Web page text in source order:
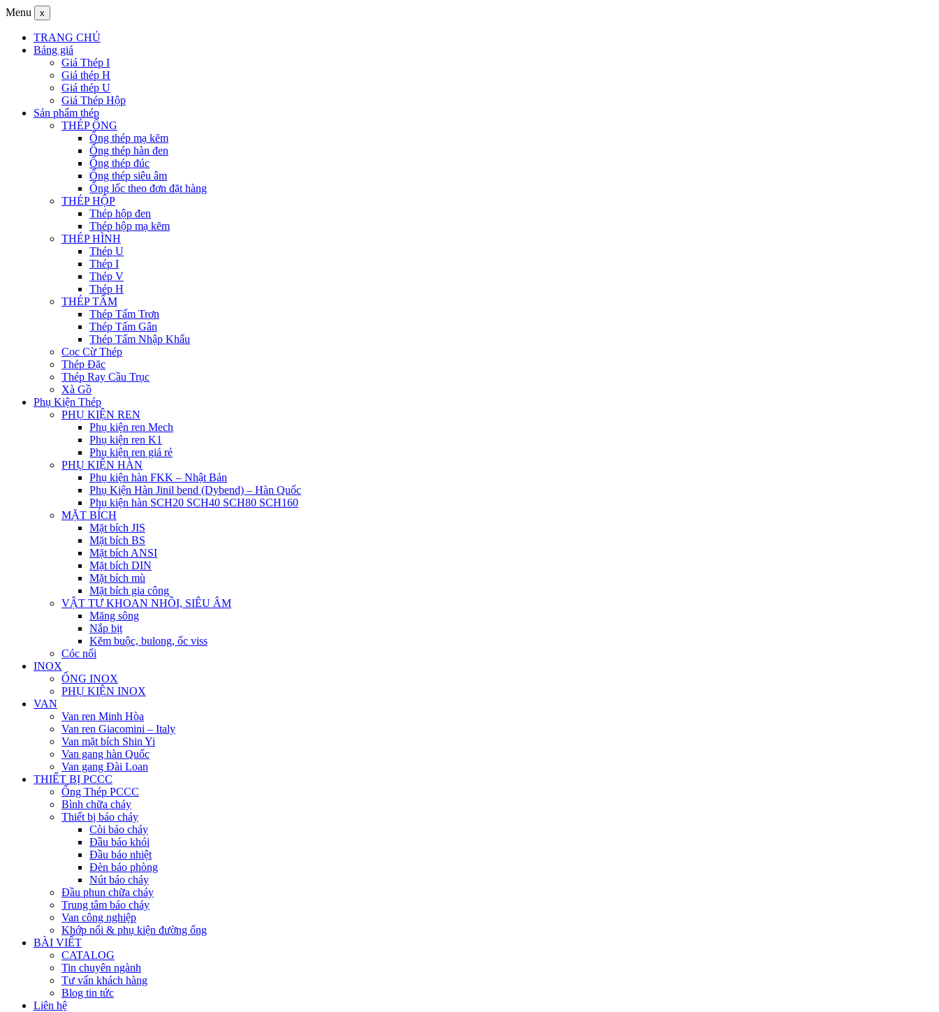
Menu x
TRANG CHỦ
Bảng giá
Giá Thép I
Giá thép H
Giá thép U
Giá Thép Hộp
Sản phẩm thép
THÉP ỐNG
Ống thép mạ kẽm
Ống thép hàn đen
Ống thép đúc
Ống thép siêu âm
Ống lốc theo đơn đặt hàng
THÉP HỘP
Thép hộp đen
Thép hộp mạ kẽm
THÉP HÌNH
Thép U
Thép I
Thép V
Thép H
THÉP TẤM
Thép Tấm Trơn
Thép Tấm Gân
Thép Tấm Nhập Khẩu
Cọc Cừ Thép
Thép Đặc
Thép Ray Cầu Trục
Xà Gồ
Phụ Kiện Thép
PHỤ KIỆN REN
Phụ kiện ren Mech
Phụ kiện ren K1
Phụ kiện ren giá rẻ
PHỤ KIỆN HÀN
Phụ kiện hàn FKK – Nhật Bản
Phụ Kiện Hàn Jinil bend (Dybend) – Hàn Quốc
Phụ kiện hàn SCH20 SCH40 SCH80 SCH160
MẶT BÍCH
Mặt bích JIS
Mặt bích BS
Mặt bích ANSI
Mặt bích DIN
Mặt bích mù
Mặt bích gia công
VẬT TƯ KHOAN NHỒI, SIÊU ÂM
Măng sông
Nắp bịt
Kẽm buộc, bulong, ốc viss
Cóc nối
INOX
ỐNG INOX
PHỤ KIỆN INOX
VAN
Van ren Minh Hòa
Van ren Giacomini – Italy
Van mặt bích Shin Yi
Van gang hàn Quốc
Van gang Đài Loan
THIẾT BỊ PCCC
Ống Thép PCCC
Bình chữa cháy
Thiết bị báo cháy
Còi báo cháy
Đầu báo khói
Đầu báo nhiệt
Đèn báo phòng
Nút báo cháy
Đầu phun chữa cháy
Trung tâm báo cháy
Van công nghiệp
Khớp nối & phụ kiện đường ống
BÀI VIẾT
CATALOG
Tin chuyên ngành
Tư vấn khách hàng
Blog tin tức
Liên hệ